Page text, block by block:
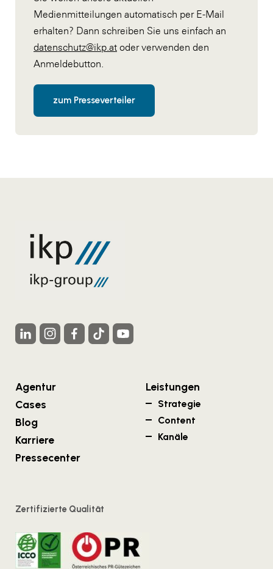
Medienmitteilungen automatisch per E-Mail
erhalten? Dann schreiben Sie uns einfach an
datenschutz@ikp.at oder verwenden den
Anmeldebutton.
zum Presseverteiler
Agentur
Cases
Blog
Karriere
Pressecenter
Leistungen
Strategie
Content
Kanäle
Zertifizierte Qualität